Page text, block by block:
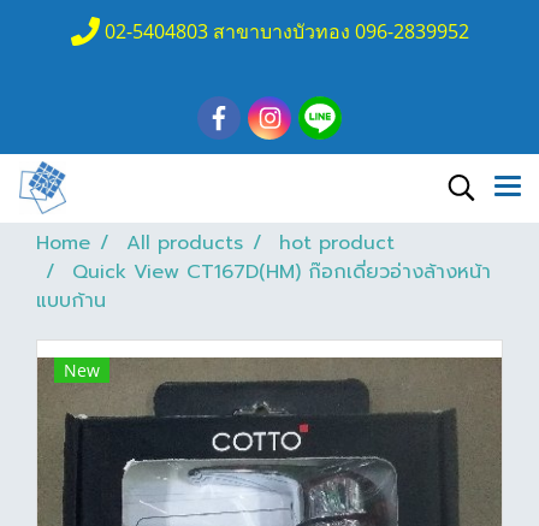
02-5404803 สาขาบางบัวทอง 096-2839952
Home All products
hot product
Quick View CT167D(HM) ก๊อกเดี่ยวอ่างล้างหน้า
แบบก้าน
New